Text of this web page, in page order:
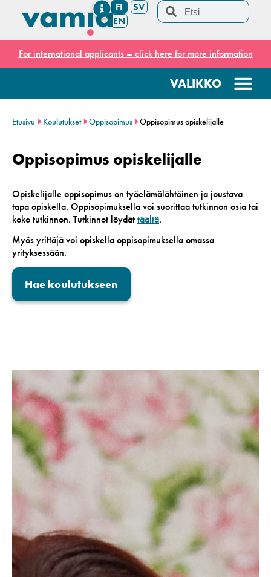
FI
SV
EN
For international applicants – click here for more information
Etusivu Koulutukset Oppisopimus Oppisopimus opiskelijalle
Oppisopimus opiskelijalle
Opiskelijalle oppisopimus on työelämälähtöinen ja joustava
tapa opiskella. Oppisopimuksella voi suorittaa tutkinnon osia tai
koko tutkinnon. Tutkinnot löydättäältä.
Myös yrittäjä voi opiskella oppisopimuksella omassa
yrityksessään.
Hae koulutukseen